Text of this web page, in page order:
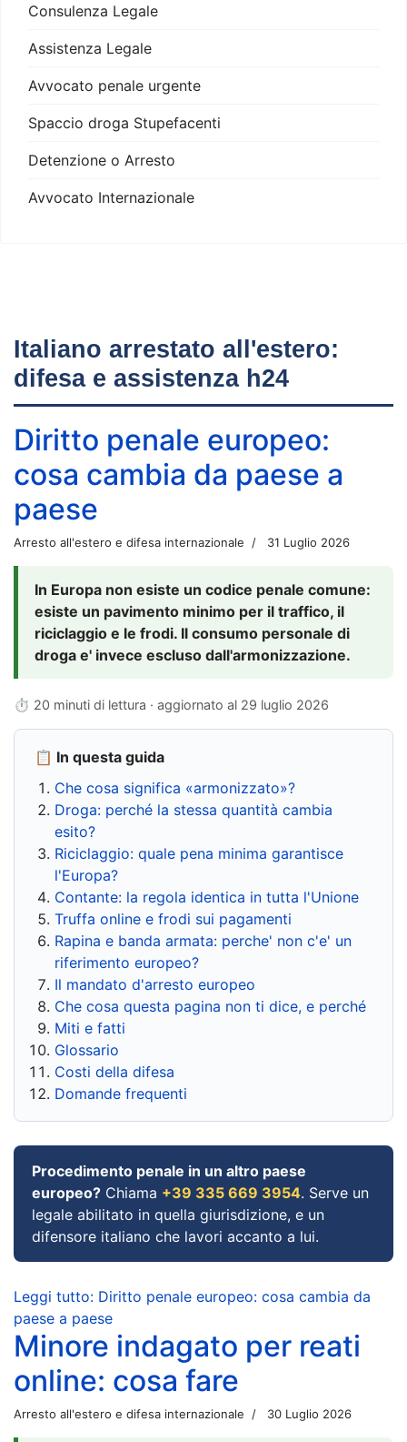
Consulenza Legale
Assistenza Legale
Avvocato penale urgente
Spaccio droga Stupefacenti
Detenzione o Arresto
Avvocato Internazionale
Italiano arrestato all'estero:
difesa e assistenza h24
Diritto penale europeo:
cosa cambia da paese a
paese
Arresto all'estero e difesa internazionale 31 Luglio 2026
In Europa non esiste un codice penale comune:
esiste un pavimento minimo per il traffico, il
riciclaggio e le frodi. Il consumo personale di
droga e' invece escluso dall'armonizzazione.
⏱ 20 minuti di lettura · aggiornato al 29 luglio 2026
📋 In questa guida
Che cosa significa «armonizzato»?
Droga: perché la stessa quantità cambia
esito?
Riciclaggio: quale pena minima garantisce
l'Europa?
Contante: la regola identica in tutta l'Unione
Truffa online e frodi sui pagamenti
Rapina e banda armata: perche' non c'e' un
riferimento europeo?
Il mandato d'arresto europeo
Che cosa questa pagina non ti dice, e perché
Miti e fatti
Glossario
Costi della difesa
Domande frequenti
Procedimento penale in un altro paese
europeo? Chiama +39 335 669 3954. Serve un
legale abilitato in quella giurisdizione, e un
difensore italiano che lavori accanto a lui.
Leggi tutto: Diritto penale europeo: cosa cambia da
paese a paese
Minore indagato per reati
online: cosa fare
Arresto all'estero e difesa internazionale 30 Luglio 2026